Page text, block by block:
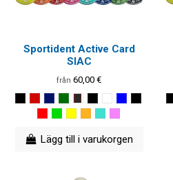
Sportident Active Card
SIAC
från60,00 €
Lägg till i varukorgen